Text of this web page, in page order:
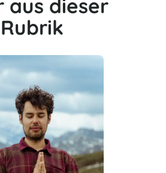
aus dieser
Rubrik